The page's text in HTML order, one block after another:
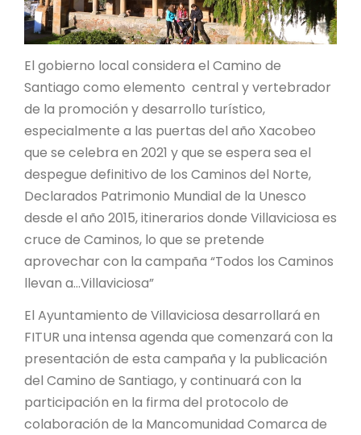
El gobierno local considera el Camino de
Santiago como elemento central y vertebrador
de la promoción y desarrollo turístico,
especialmente a las puertas del año Xacobeo
que se celebra en 2021 y que se espera sea el
despegue definitivo de los Caminos del Norte,
Declarados Patrimonio Mundial de la Unesco
desde el año 2015, itinerarios donde Villaviciosa es
cruce de Caminos, lo que se pretende
aprovechar con la campaña “Todos los Caminos
llevan a…Villaviciosa”
El Ayuntamiento de Villaviciosa desarrollará en
FITUR una intensa agenda que comenzará con la
presentación de esta campaña y la publicación
del Camino de Santiago, y continuará con la
participación en la firma del protocolo de
colaboración de la Mancomunidad Comarca de